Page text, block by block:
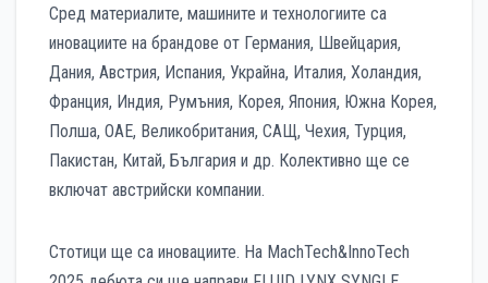
Сред материалите, машините и технологиите са
иновациите на брандове от Германия, Швейцария,
Дания, Австрия, Испания, Украйна, Италия, Холандия,
Франция, Индия, Румъния, Корея, Япония, Южна Корея,
Полша, ОАЕ, Великобритания, САЩ, Чехия, Турция,
Пакистан, Китай, България и др. Колективно ще се
включат австрийски компании.
Стотици ще са иновациите. На MachTech&InnoTech